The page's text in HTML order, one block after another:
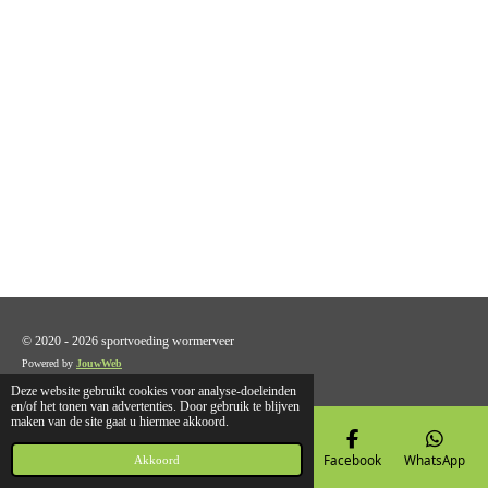
Deze website gebruikt cookies voor analyse-doeleinden
en/of het tonen van advertenties. Door gebruik te blijven
maken van de site gaat u hiermee akkoord.
Akkoord
© 2020 - 2026 sportvoeding wormerveer
Powered by JouwWeb
Telefoonnummer Facebook WhatsApp